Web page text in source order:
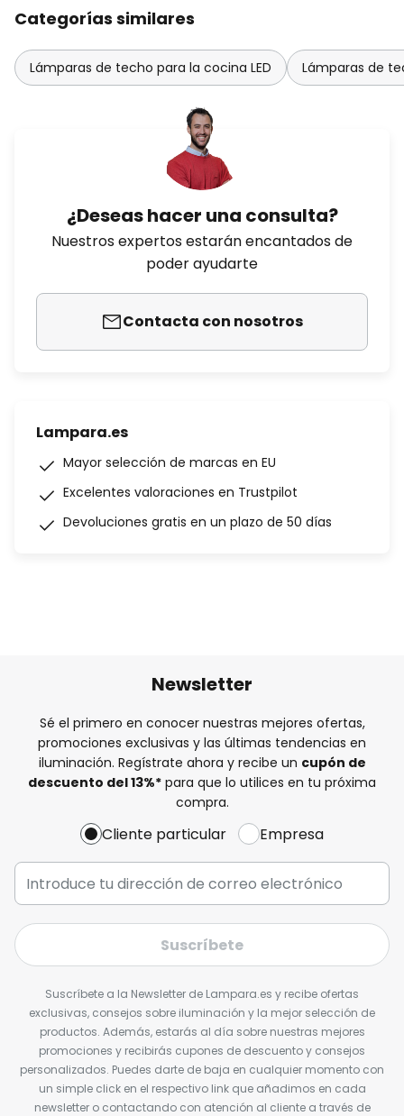
Categorías similares
Lámparas de techo para la cocina LED Lámparas de
¿Deseas hacer una consulta?
Nuestros expertos estarán encantados de
poder ayudarte
Contacta con nosotros
Lampara.es
Mayor selección de marcas en EU
Excelentes valoraciones en Trustpilot
Devoluciones gratis en un plazo de 50 días
Newsletter
Sé el primero en conocer nuestras mejores ofertas,
promociones exclusivas y las últimas tendencias en
iluminación. Regístrate ahora y recibe un cupón de
descuento del13%* para que lo utilices en tu próxima
compra.
Cliente particular Empresa
Suscríbete
Suscríbete a la Newsletter de Lampara.es y recibe ofertas
exclusivas, consejos sobre iluminación y la mejor selección de
productos. Además, estarás al día sobre nuestras mejores
promociones y recibirás cupones de descuento y consejos
personalizados. Puedes darte de baja en cualquier momento con
un simple click en el respectivo link que añadimos en cada
newsletter o contactando con atención al cliente a través de